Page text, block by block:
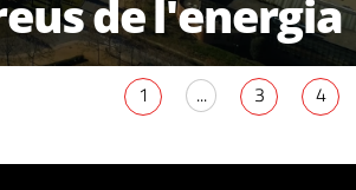
de l'energia
1 ... 3 4